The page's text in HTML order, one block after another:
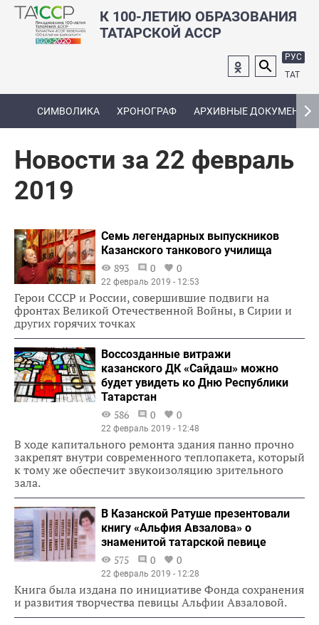
К 100-ЛЕТИЮ ОБРАЗОВАНИЯ
ТАТАРСКОЙ АССР
РУС
ТАТ
СИМВОЛИКА ХРОНОГРАФ АРХИВНЫЕ ДОКУМЕНТЫ
Новости за 22 февраль
2019
Семь легендарных выпускников
Казанского танкового училища
893
0 0
22 февраль 2019 - 12:53
Герои СССР и России, совершившие подвиги на
фронтах Великой Отечественной Войны, в Сирии и
других горячих точках
Воссозданные витражи
казанского ДК «Сайдаш» можно
будет увидеть ко Дню Республики
Татарстан
586
0 0
22 февраль 2019 - 12:48
В ходе капитального ремонта здания панно прочно
закрепят внутри современного теплопакета, который
к тому же обеспечит звукоизоляцию зрительного
зала.
В Казанской Ратуше презентовали
книгу «Альфия Авзалова» о
знаменитой татарской певице
575
0 0
22 февраль 2019 - 12:28
Книга была издана по инициативе Фонда сохранения
и развития творчества певицы Альфии Авзаловой.